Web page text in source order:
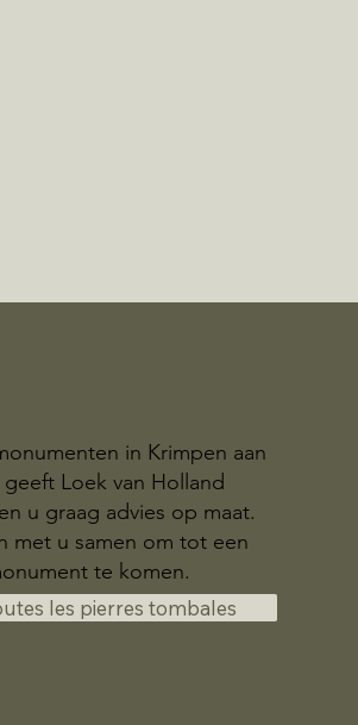
in Krimpen aan
Loek van Holland
u graag advies op maat.
met u samen om tot een
te komen.
les pierres tombales